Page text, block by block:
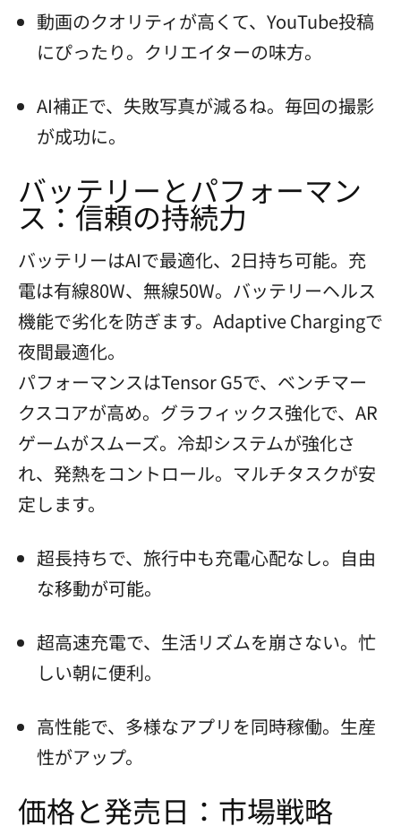
動画のクオリティが高くて、YouTube投稿
にぴったり。クリエイターの味方。
AI補正で、失敗写真が減るね。毎回の撮影
が成功に。
バッテリーとパフォーマン
ス：信頼の持続力
バッテリーはAIで最適化、2日持ち可能。充
電は有線80W、無線50W。バッテリーヘルス
機能で劣化を防ぎます。Adaptive Chargingで
夜間最適化。
パフォーマンスはTensor G5で、ベンチマー
クスコアが高め。グラフィックス強化で、AR
ゲームがスムーズ。冷却システムが強化さ
れ、発熱をコントロール。マルチタスクが安
定します。
超長持ちで、旅行中も充電心配なし。自由
な移動が可能。
超高速充電で、生活リズムを崩さない。忙
しい朝に便利。
高性能で、多様なアプリを同時稼働。生産
性がアップ。
価格と発売日：市場戦略